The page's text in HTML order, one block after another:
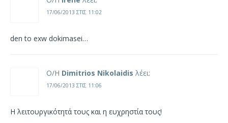
17/06/2013 ΣΤΙΣ 11:02
den to exw dokimasei…
Ο/Η Dimitrios Nikolaidis λέει:
17/06/2013 ΣΤΙΣ 11:06
Η λειτουργικότητά τους και η ευχρηστία τους!